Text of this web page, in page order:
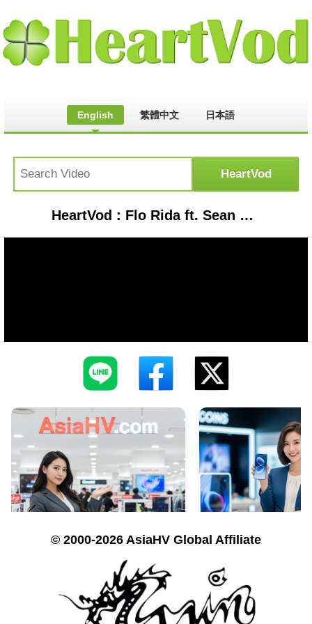
English 繁體中文 日本語
HeartVod : Flo Rida ft. Sean Kingston - Roll
© 2000-2026 AsiaHV Global Affiliate